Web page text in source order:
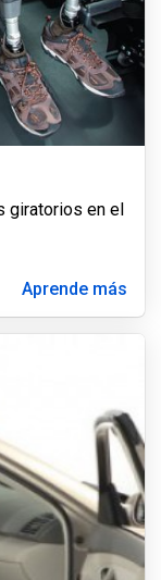
giratorios en el
Aprende más